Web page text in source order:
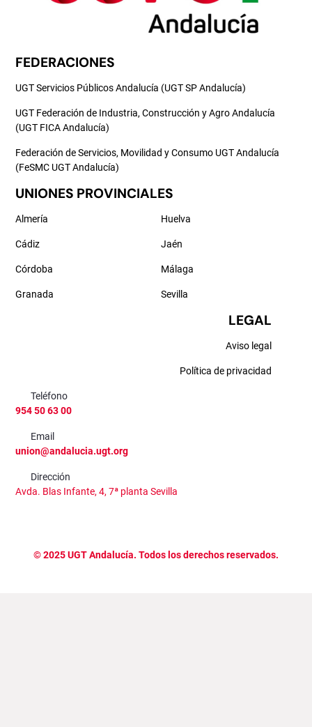
FEDERACIONES
UGT Servicios Públicos Andalucía (UGT SP Andalucía)
UGT Federación de Industria, Construcción y Agro Andalucía
(UGT FICA Andalucía)
Federación de Servicios, Movilidad y Consumo UGT Andalucía
(FeSMC UGT Andalucía)
UNIONES PROVINCIALES
Almería
Cádiz
Córdoba
Granada
Huelva
Jaén
Málaga
Sevilla
LEGAL
Aviso legal
Política de privacidad
Teléfono
954 50 63 00
Email
union@andalucia.ugt.org
Dirección
Avda. Blas Infante, 4, 7ª planta Sevilla
©2025UGT Andalucía. Todos los derechos reservados.